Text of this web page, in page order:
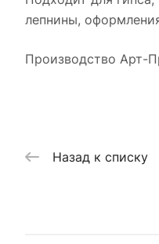
лепнины,
Производство Арт-
Назад к списку